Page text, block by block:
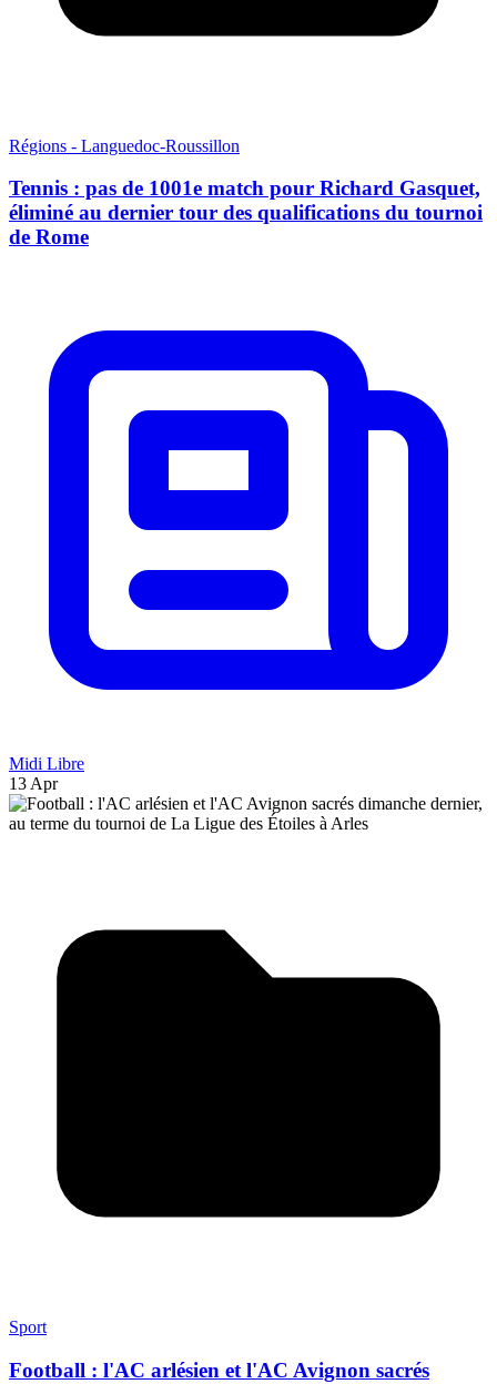
Régions - Languedoc-Roussillon
Tennis : pas de 1001e match pour Richard Gasquet,
éliminé au dernier tour des qualifications du tournoi
de Rome
Midi Libre
13 Apr
Sport
Football : l'AC arlésien et l'AC Avignon sacrés